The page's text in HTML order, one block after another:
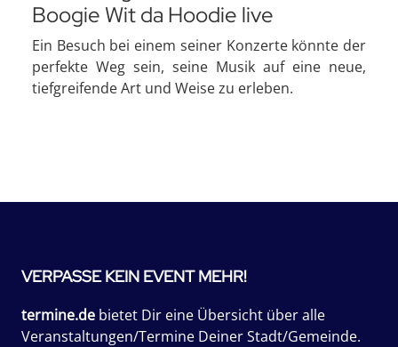
Boogie Wit da Hoodie live
Ein Besuch bei einem seiner Konzerte könnte der
perfekte Weg sein, seine Musik auf eine neue,
tiefgreifende Art und Weise zu erleben.
VERPASSE KEIN EVENT MEHR!
termine.de bietet Dir eine Übersicht über alle
Veranstaltungen/Termine Deiner Stadt/Gemeinde.